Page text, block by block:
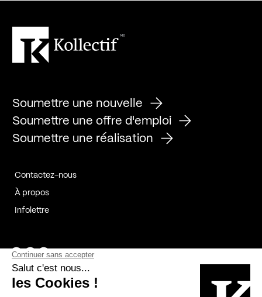
Soumettre une nouvelle
Soumettre une offre d'emploi
Soumettre une réalisation
Contactez-nous
À propos
Infolettre
Page Facebook de Kollectif
Page Instagram de Kollectif
Page Linkedin de Kollectif